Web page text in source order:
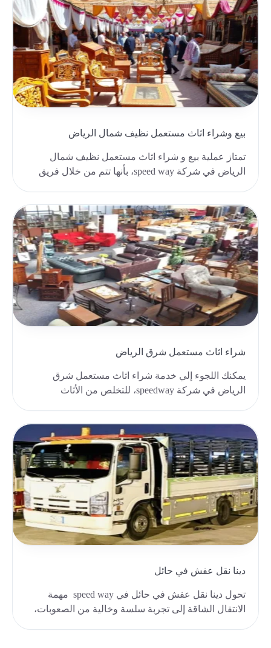
بيع وشراء اثاث مستعمل نظيف شمال الرياض
تمتاز عملية بيع و شراء اثاث مستعمل نظيف شمال
الرياض في شركة speed way، بأنها تتم من خلال فريق
شراء اثاث مستعمل شرق الرياض
يمكنك اللجوء إلي خدمة شراء اثاث مستعمل شرق
الرياض في شركة speedway، للتخلص من الأثاث
دينا نقل عفش في حائل
تحول دينا نقل عفش في حائل في speed way مهمة
الانتقال الشاقة إلى تجربة سلسة وخالية من الصعوبات،